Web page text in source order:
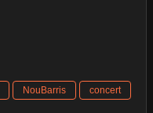
NouBarris concert